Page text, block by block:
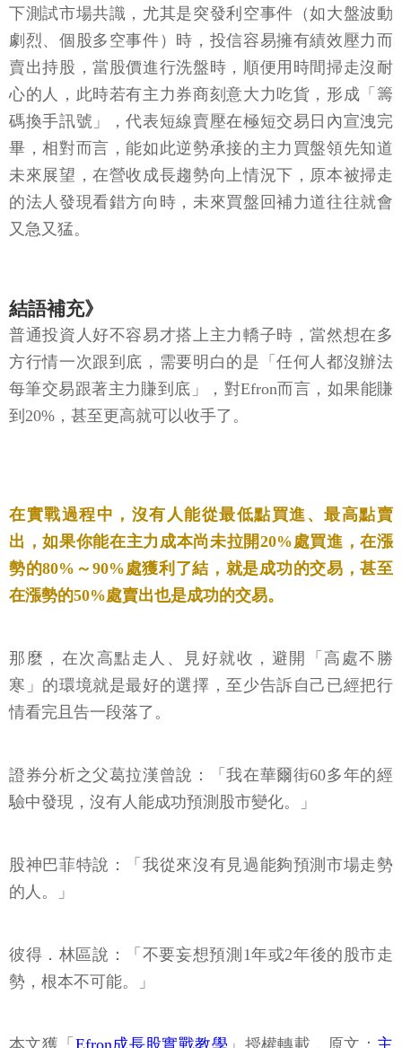
下測試市場共識，尤其是突發利空事件（如大盤波動
劇烈、個股多空事件）時，投信容易擁有績效壓力而
賣出持股，當股價進行洗盤時，順便用時間掃走沒耐
心的人，此時若有主力券商刻意大力吃貨，形成「籌
碼換手訊號」，代表短線賣壓在極短交易日內宣洩完
畢，相對而言，能如此逆勢承接的主力買盤領先知道
未來展望，在營收成長趨勢向上情況下，原本被掃走
的法人發現看錯方向時，未來買盤回補力道往往就會
又急又猛。
結語補充》
普通投資人好不容易才搭上主力轎子時，當然想在多
方行情一次跟到底，需要明白的是「任何人都沒辦法
每筆交易跟著主力賺到底」，對Efron而言，如果能賺
到20%，甚至更高就可以收手了。
在實戰過程中，沒有人能從最低點買進、最高點賣
出，如果你能在主力成本尚未拉開20%處買進，在漲
勢的80%～90%處獲利了結，就是成功的交易，甚至
在漲勢的50%處賣出也是成功的交易。
那麼，在次高點走人、見好就收，避開「高處不勝
寒」的環境就是最好的選擇，至少告訴自己已經把行
情看完且告一段落了。
證券分析之父葛拉漢曾說：「我在華爾街60多年的經
驗中發現，沒有人能成功預測股市變化。」
股神巴菲特說：「我從來沒有見過能夠預測市場走勢
的人。」
彼得．林區說：「不要妄想預測1年或2年後的股市走
勢，根本不可能。」
本文獲「 Efron成長股實戰教學 」授權轉載，原文： 主